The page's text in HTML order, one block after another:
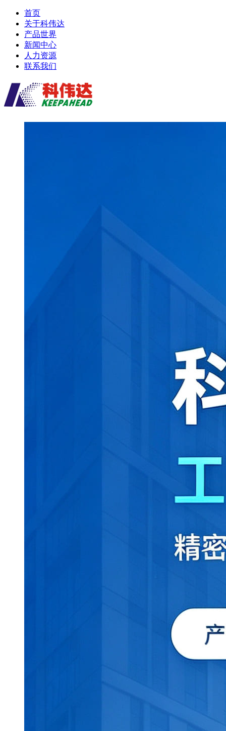
首页
关于科伟达
产品世界
新闻中心
人力资源
联系我们